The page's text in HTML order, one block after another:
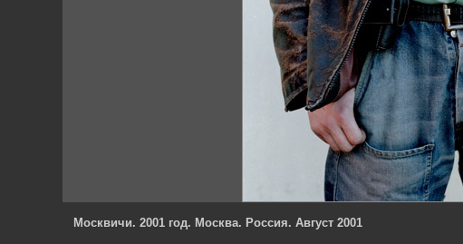
Москвичи. 2001 год. Москва. Россия. Август 2001